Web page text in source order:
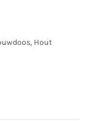
, Hout